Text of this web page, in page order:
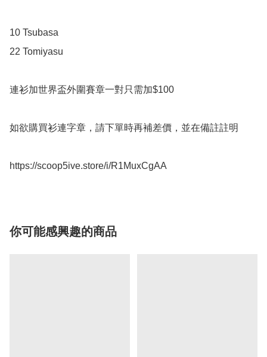
10 Tsubasa
22 Tomiyasu
連衫加世界盃外圍賽章一對只需加$100
如欲購買衫連字章，請下單時再補差價，並在備註註明
https://scoop5ive.store/i/R1MuxCgAA
你可能感興趣的商品